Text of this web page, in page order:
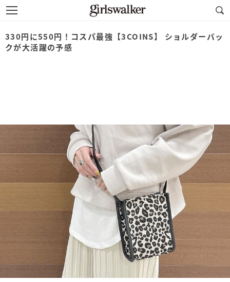
330円に550円！コスパ最強【3COINS】 ショルダーバッ
クが大活躍の予感